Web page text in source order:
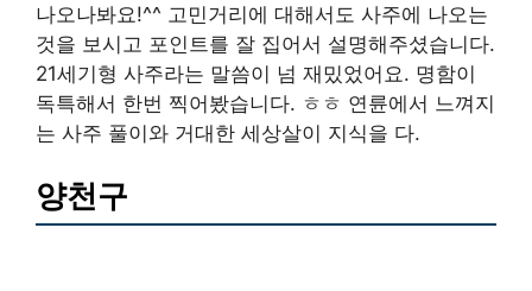
나오나봐요!^^ 고민거리에 대해서도 사주에 나오는
것을 보시고 포인트를 잘 집어서 설명해주셨습니다.
21세기형 사주라는 말씀이 넘 재밌었어요. 명함이
독특해서 한번 찍어봤습니다. ㅎㅎ 연륜에서 느껴지
는 사주 풀이와 거대한 세상살이 지식을 다.
양천구